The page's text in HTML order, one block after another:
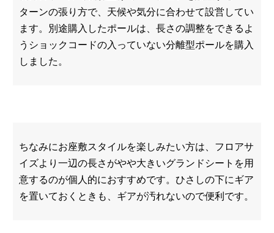
ターンの張り方で、天候や気分に合わせて設営してい
ます。別途購入したポールは、長さの調整をできるよ
うショックコードの入っていない分離型ポールを購入
しました。
ちなみにお座敷スタイルを楽しみたい方は、フロアサ
イズより一辺の長さがやや大きいグランドシートを用
意するのが個人的におすすめです。ひさしの下にギア
を置いておくときも、ギアが汚れないので便利です。